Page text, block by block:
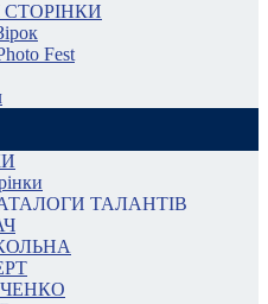
Fest
ТАЛАНТІВ